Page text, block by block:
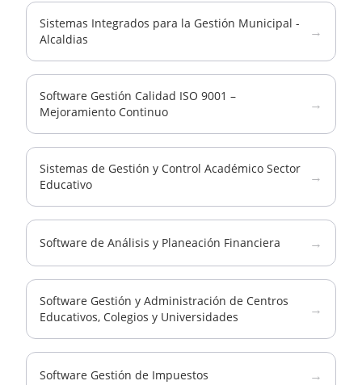
Sistemas Integrados para la Gestión Municipal -
Alcaldias
→
Software Gestión Calidad ISO 9001 –
Mejoramiento Continuo
→
Sistemas de Gestión y Control Académico Sector
Educativo
→
Software de Análisis y Planeación Financiera →
Software Gestión y Administración de Centros
Educativos, Colegios y Universidades
→
Software Gestión de Impuestos →